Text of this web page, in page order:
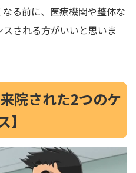
る前に、医療機関や整体な
される方がいいと思いま
院された2つのケ
】